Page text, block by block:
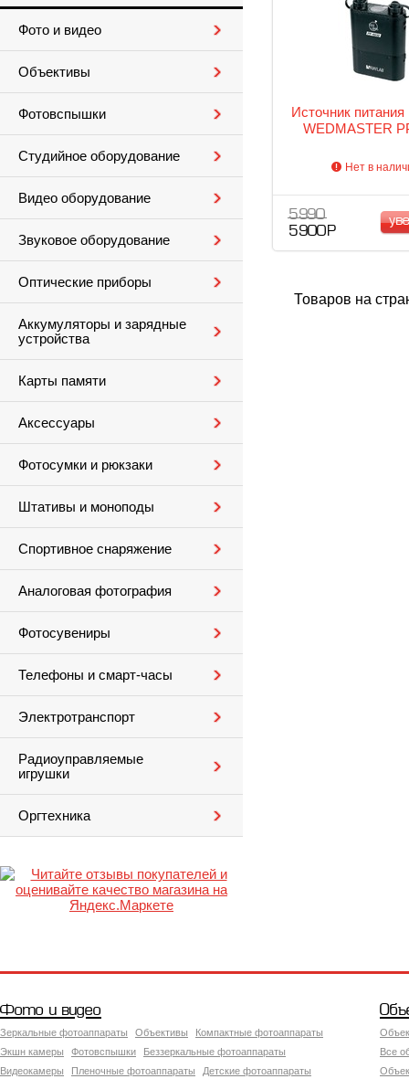
Фото и видео
Объективы
Фотовспышки
Студийное оборудование
Видео оборудование
Звуковое оборудование
Оптические приборы
Аккумуляторы и зарядные
устройства
Карты памяти
Аксессуары
Фотосумки и рюкзаки
Штативы и моноподы
Спортивное снаряжение
Аналоговая фотография
Фотосувениры
Телефоны и смарт-часы
Электротранспорт
Радиоуправляемые
игрушки
Оргтехника
Источник питания
WEDMASTER
Нет в
5 990
5 900 Р
Товаров на
Фото и видео
Зеркальные фотоаппараты Объективы
Компактные фотоаппараты
Экшн камеры
Фотовспышки
Беззеркальные фотоаппараты
Видеокамеры
Пленочные фотоаппараты
Детские фотоаппараты
Все